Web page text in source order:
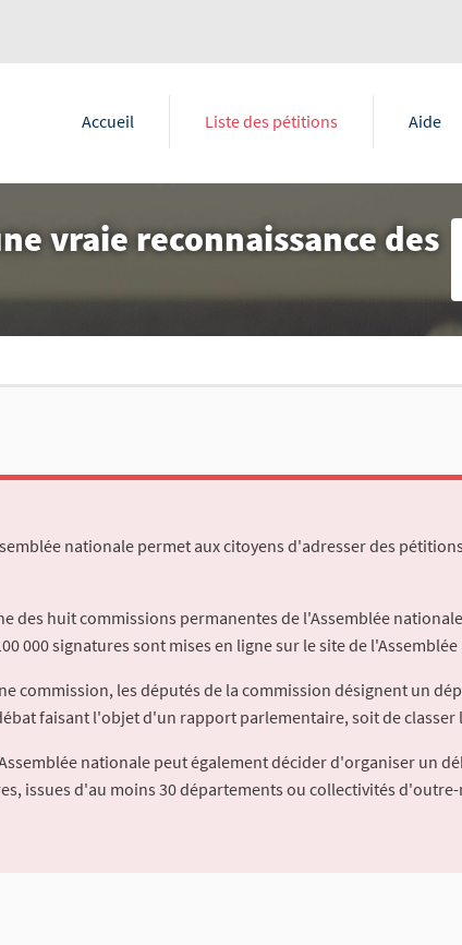
Accueil Liste des pétitions Aide
vraie reconnaissance des
nationale permet aux citoyens d'adresser des
des huit commissions permanentes de l'Assemblée
000 signatures sont mises en ligne sur le site de
commission, les députés de la commission désignent un
faisant l'objet d'un rapport parlementaire, soit de classer
nationale peut également décider d'organiser un
issues d'au moins 30 départements ou collectivités d'outre-